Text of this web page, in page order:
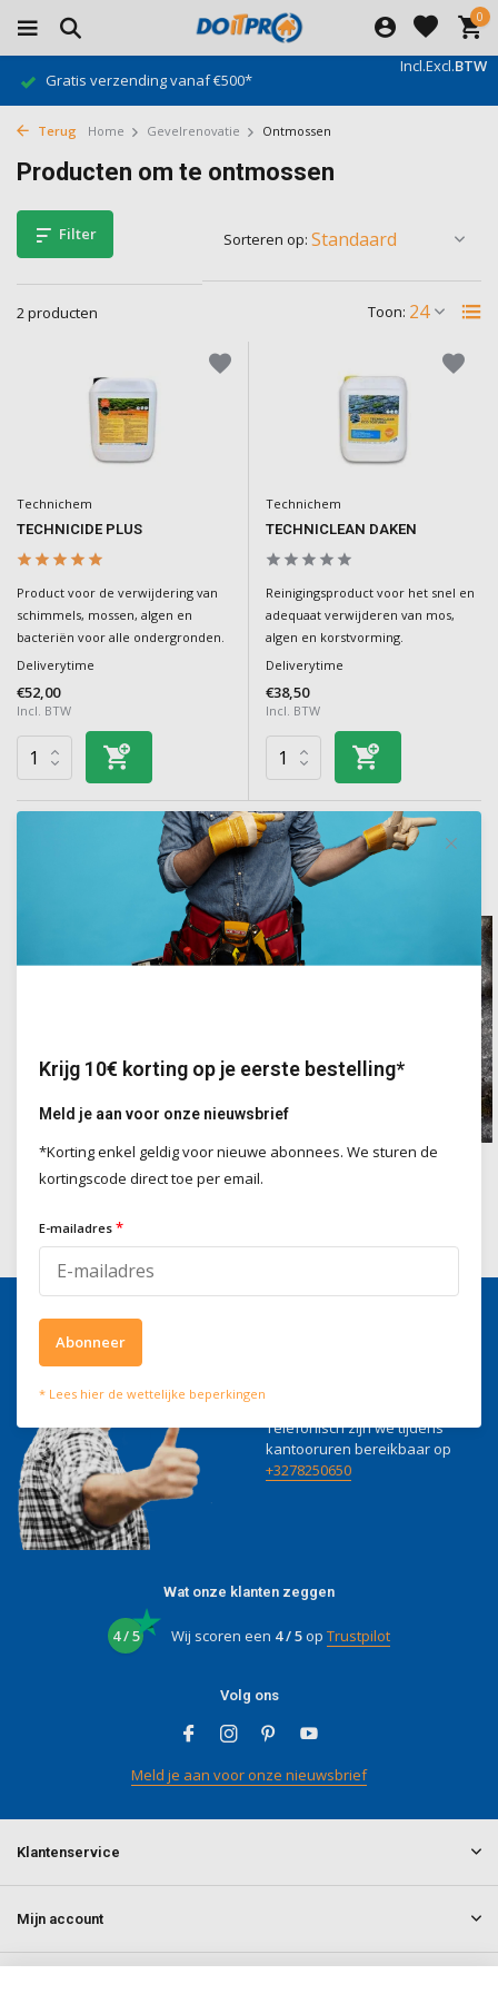
0
Incl.Excl.BTW
Gratis verzending vanaf €500*
Terug Home Gevelrenovatie Ontmossen
Producten om te ontmossen
Filter
2 producten Toon:
Sorteren op:
Technichem
TECHNICIDE PLUS
Product voor de verwijdering van
schimmels, mossen, algen en
bacteriën voor alle ondergronden.
Deliverytime
€52,00
Incl. BTW
Technichem
TECHNICLEAN DAKEN
Reinigingsproduct voor het snel en
adequaat verwijderen van mos,
algen en korstvorming.
Deliverytime
€38,50
Incl. BTW
Overige categorieën in Gevelrenovatie
Gevelreiniging
Telefonisch zijn we tijdens
kantooruren bereikbaar op
+3278250650
Wat onze klanten zeggen
4 / 5 Wij scoren een 4 / 5op Trustpilot
Volg ons
Meld je aan voor onze nieuwsbrief
Klantenservice
Mijn account
Krijg 10€ korting op je eerste bestelling*
Meld je aan voor onze nieuwsbrief
*Korting enkel geldig voor nieuwe abonnees. We sturen de
kortingscode direct toe per email.
E-mailadres *
Abonneer
* Lees hier de wettelijke beperkingen